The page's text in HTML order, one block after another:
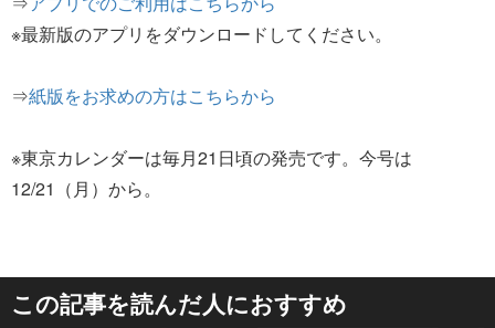
※最新版のアプリをダウンロードしてください。
⇒紙版をお求めの方はこちらから
※東京カレンダーは毎月21日頃の発売です。今号は
12/21（月）から。
この記事を読んだ人におすすめ